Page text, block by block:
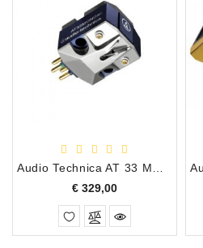
Apparatuur
Opname
Apparatuur
Slaginstrumenten
Microfoons
Versterking
Audio Technica AT 33 MONO MC Draaitafel Element
€ 329,00Prijs